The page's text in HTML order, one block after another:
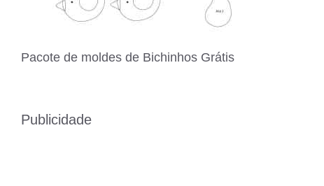
Pacote de moldes de Bichinhos Grátis
Publicidade